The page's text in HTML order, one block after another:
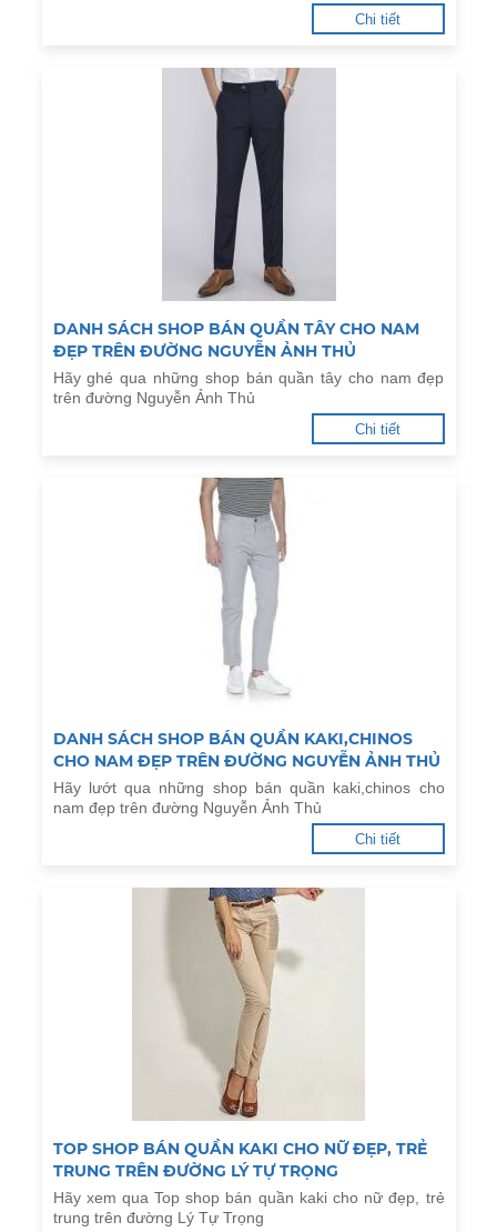
Chi tiết
DANH SÁCH SHOP BÁN QUẦN TÂY CHO NAM
ĐẸP TRÊN ĐƯỜNG NGUYỄN ẢNH THỦ
Hãy ghé qua những shop bán quần tây cho nam đẹp
trên đường Nguyễn Ảnh Thủ
Chi tiết
DANH SÁCH SHOP BÁN QUẦN KAKI,CHINOS
CHO NAM ĐẸP TRÊN ĐƯỜNG NGUYỄN ẢNH THỦ
Hãy lướt qua những shop bán quần kaki,chinos cho
nam đẹp trên đường Nguyễn Ảnh Thủ
Chi tiết
TOP SHOP BÁN QUẦN KAKI CHO NỮ ĐẸP, TRẺ
TRUNG TRÊN ĐƯỜNG LÝ TỰ TRỌNG
Hãy xem qua Top shop bán quần kaki cho nữ đẹp, trẻ
trung trên đường Lý Tự Trọng